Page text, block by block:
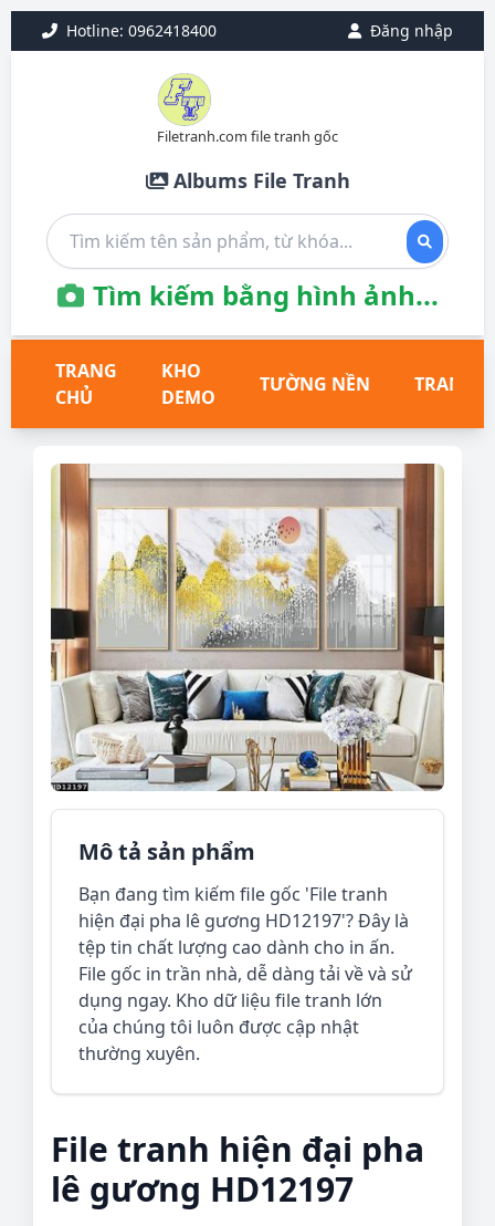
Hotline: 0962418400 Đăng nhập
Filetranh.com file tranh gốc
Albums File Tranh
Tìm kiếm bằng hình ảnh...
TRANG
CHỦ
KHO
DEMO
TƯỜNG NỀN TRANH
Mô tả sản phẩm
Bạn đang tìm kiếm file gốc 'File tranh
hiện đại pha lê gương HD12197'? Đây là
tệp tin chất lượng cao dành cho in ấn.
File gốc in trần nhà, dễ dàng tải về và sử
dụng ngay. Kho dữ liệu file tranh lớn
của chúng tôi luôn được cập nhật
thường xuyên.
File tranh hiện đại pha
lê gương HD12197